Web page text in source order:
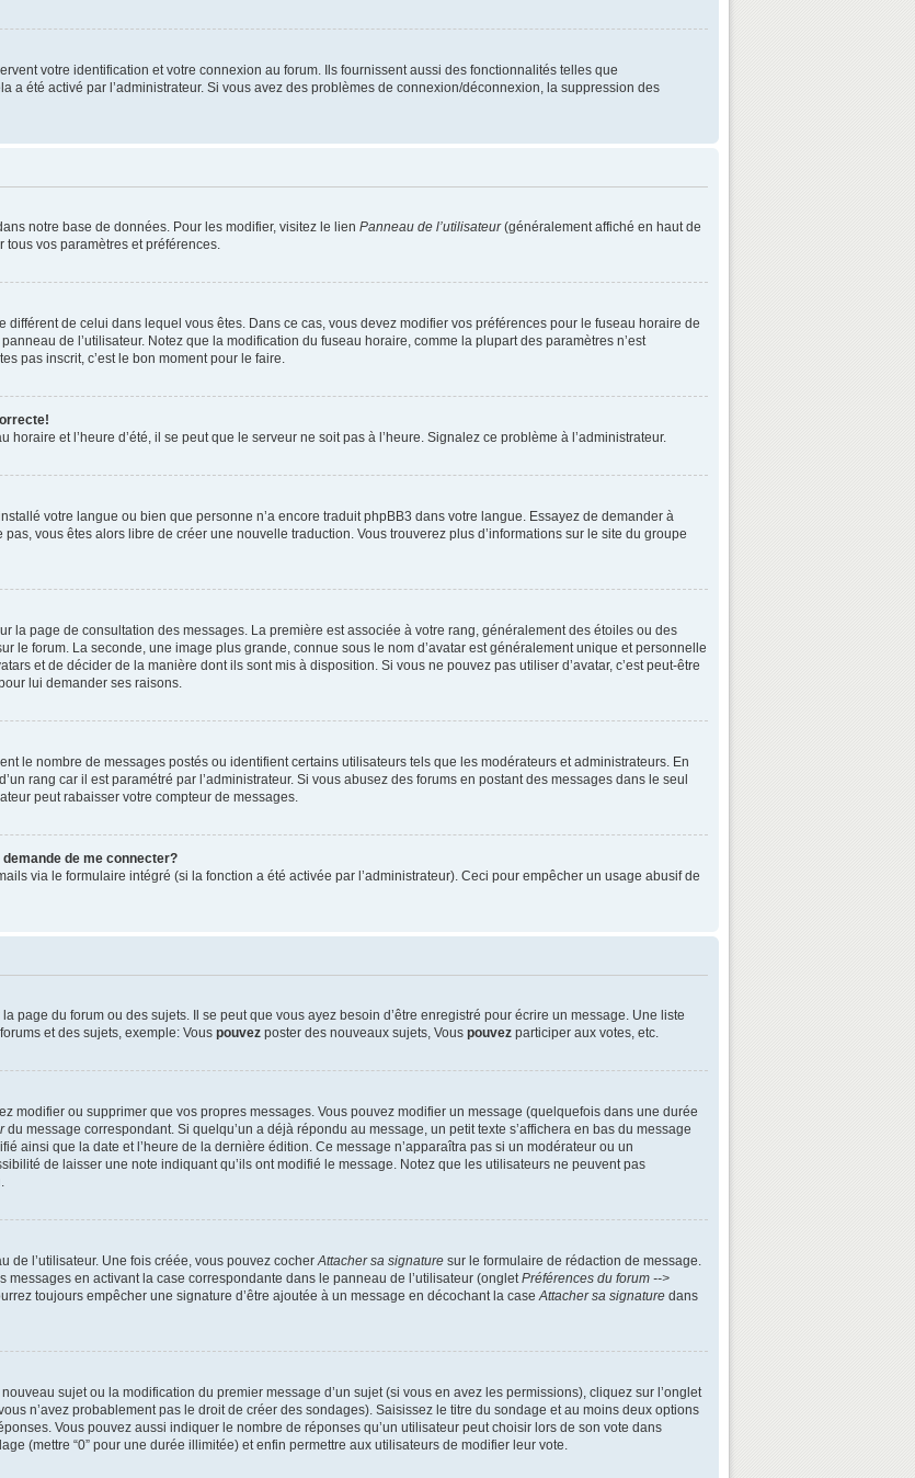
votre identification et votre connexion au forum. Ils fournissent aussi des fonctionnalités telles que
a été activé par l’administrateur. Si vous avez des problèmes de connexion/déconnexion, la suppression des
notre base de données. Pour les modifier, visitez le lien Panneau de l’utilisateur(généralement affiché en haut de
vos paramètres et préférences.
différent de celui dans lequel vous êtes. Dans ce cas, vous devez modifier vos préférences pour le fuseau horaire de
de l’utilisateur. Notez que la modification du fuseau horaire, comme la plupart des paramètres n’est
pas inscrit, c’est le bon moment pour le faire.
horaire et l’heure d’été, il se peut que le serveur ne soit pas à l’heure. Signalez ce problème à l’administrateur.
votre langue ou bien que personne n’a encore traduit phpBB3 dans votre langue. Essayez de demander à
pas, vous êtes alors libre de créer une nouvelle traduction. Vous trouverez plus d’informations sur le site du groupe
la page de consultation des messages. La première est associée à votre rang, généralement des étoiles ou des
le forum. La seconde, une image plus grande, connue sous le nom d’avatar est généralement unique et personnelle
et de décider de la manière dont ils sont mis à disposition. Si vous ne pouvez pas utiliser d’avatar, c’est peut-être
lui demander ses raisons.
le nombre de messages postés ou identifient certains utilisateurs tels que les modérateurs et administrateurs. En
rang car il est paramétré par l’administrateur. Si vous abusez des forums en postant des messages dans le seul
peut rabaisser votre compteur de messages.
de me connecter?
via le formulaire intégré (si la fonction a été activée par l’administrateur). Ceci pour empêcher un usage abusif de
page du forum ou des sujets. Il se peut que vous ayez besoin d’être enregistré pour écrire un message. Une liste
et des sujets, exemple: Vous pouvez poster des nouveaux sujets, Vous pouvez participer aux votes, etc.
modifier ou supprimer que vos propres messages. Vous pouvez modifier un message (quelquefois dans une durée
du message correspondant. Si quelqu’un a déjà répondu au message, un petit texte s’affichera en bas du message
ainsi que la date et l’heure de la dernière édition. Ce message n’apparaîtra pas si un modérateur ou un
de laisser une note indiquant qu’ils ont modifié le message. Notez que les utilisateurs ne peuvent pas
de l’utilisateur. Une fois créée, vous pouvez cocherAttacher sa signature sur le formulaire de rédaction de message.
en activant la case correspondante dans le panneau de l’utilisateur (ongletPréférences du forum -->
toujours empêcher une signature d’être ajoutée à un message en décochant la caseAttacher sa signature dans
sujet ou la modification du premier message d’un sujet (si vous en avez les permissions), cliquez sur l’onglet
n’avez probablement pas le droit de créer des sondages). Saisissez le titre du sondage et au moins deux options
Vous pouvez aussi indiquer le nombre de réponses qu’un utilisateur peut choisir lors de son vote dans
(mettre “0” pour une durée illimitée) et enfin permettre aux utilisateurs de modifier leur vote.